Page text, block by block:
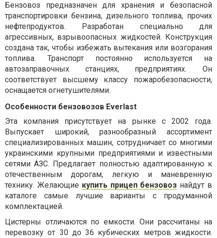
Бензовоз предназначен для хранения и безопасной
транспортировки бензина, дизельного топлива, прочих
нефтепродуктов. Разработан специально для
агрессивных, взрывоопасных жидкостей. Конструкция
создана так, чтобы избежать вытекания или возгорания
топлива. Транспорт постоянно используется на
автозаправочных станциях, предприятиях. Он
соответствует высшему классу пожаробезопасности,
оснащается огнетушителями.
Особенности бензовозов Everlast
Эта компания присутствует на рынке с 2002 года.
Выпускает широкий, разнообразный ассортимент
специализированных машин, сотрудничает со многими
украинскими крупными предприятиями и известными
сетями АЗС. Предлагает полностью адаптированную к
отечественным дорогам, легкую и маневренную
технику. Желающие купить прицеп бензовоз найдут в
каталоге самые лучшие варианты с продуманной
комплектацией.
Цистерны отличаются по емкости. Они рассчитаны на
перевозку от 30 до 36 кубических метров жидкости.